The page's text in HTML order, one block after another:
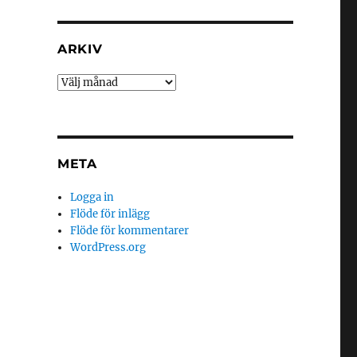
ARKIV
META
Logga in
Flöde för inlägg
Flöde för kommentarer
WordPress.org